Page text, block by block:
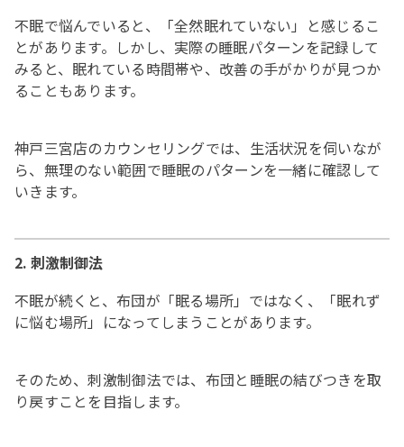
不眠で悩んでいると、「全然眠れていない」と感じるこ
とがあります。しかし、実際の睡眠パターンを記録して
みると、眠れている時間帯や、改善の手がかりが見つか
ることもあります。
神戸三宮店のカウンセリングでは、生活状況を伺いなが
ら、無理のない範囲で睡眠のパターンを一緒に確認して
いきます。
2. 刺激制御法
不眠が続くと、布団が「眠る場所」ではなく、「眠れず
に悩む場所」になってしまうことがあります。
そのため、刺激制御法では、布団と睡眠の結びつきを取
り戻すことを目指します。